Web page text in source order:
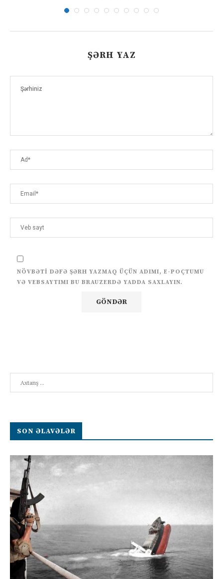
ŞƏRH YAZ
NÖVBƏTI DƏFƏ ŞƏRH YAZMAQ ÜÇÜN ADIMI, E-POÇTUMU
VƏ VEBSAYTIMI BU BRAUZERDƏ YADDA SAXLAYIN.
SON ƏLAVƏLƏR